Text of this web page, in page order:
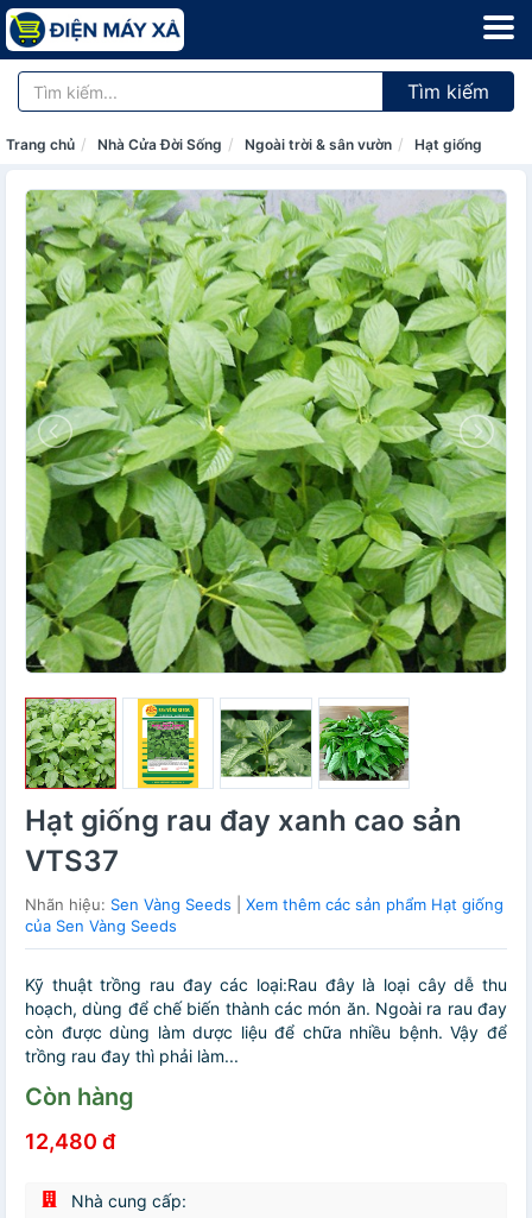
Tìm kiếm
Trang chủ Nhà Cửa Đời Sống Ngoài trời & sân vườn Hạt giống
Hạt giống rau đay xanh cao sản
VTS37
Nhãn hiệu: Sen Vàng Seeds
Xem thêm các sản phẩm Hạt giống
của Sen Vàng Seeds
Kỹ thuật trồng rau đay các loại:Rau đây là loại cây dễ thu
hoạch, dùng để chế biến thành các món ăn. Ngoài ra rau đay
còn được dùng làm dược liệu để chữa nhiều bệnh. Vậy để
trồng rau đay thì phải làm...
Còn hàng
12,480 đ
Nhà cung cấp: